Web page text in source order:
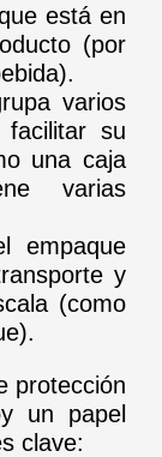
está en
(por
varios
facilitar su
una caja
varias
empaque
y
(como
protección
un papel
clave: